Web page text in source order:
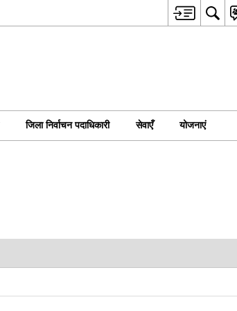
जिला निर्वाचन पदाधिकारी सेवाएँ योजनाएं